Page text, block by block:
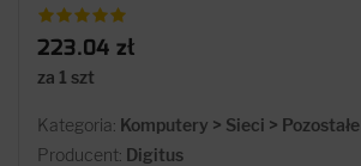
223.04 zł
za 1 szt
Kategoria: Komputery > Sieci > Pozostałe
Producent: Digitus